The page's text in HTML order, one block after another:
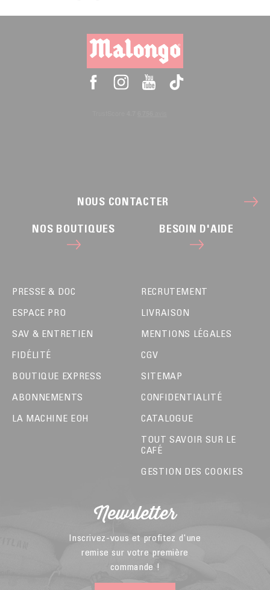
NOUS CONTACTER
NOS BOUTIQUES BESOIN D'AIDE
PRESSE & DOC
ESPACE PRO
SAV & ENTRETIEN
FIDÉLITÉ
BOUTIQUE EXPRESS
ABONNEMENTS
LA MACHINE EOH
RECRUTEMENT
LIVRAISON
MENTIONS LÉGALES
CGV
SITEMAP
CONFIDENTIALITÉ
CATALOGUE
TOUT SAVOIR SUR LE
CAFÉ
GESTION DES COOKIES
Newsletter
Inscrivez-vous et profitez d'une
remise sur votre première
commande !